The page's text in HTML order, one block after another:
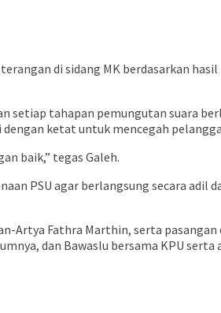
di sidang MK berdasarkan
setiap tahapan pemungutan suara
ketat untuk mencegah
baik,” tegas Galeh.
PSU agar berlangsung secara adil
Artya Fathra Marthin, serta
dan Bawaslu bersama KPU